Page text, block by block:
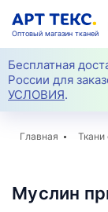
Бесплатная
России для
УСЛОВИЯ.
Оптовый магазин тканей
Главная Ткани
Муслин